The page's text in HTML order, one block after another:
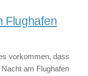
Flughafen
vorkommen, dass
am Flughafen